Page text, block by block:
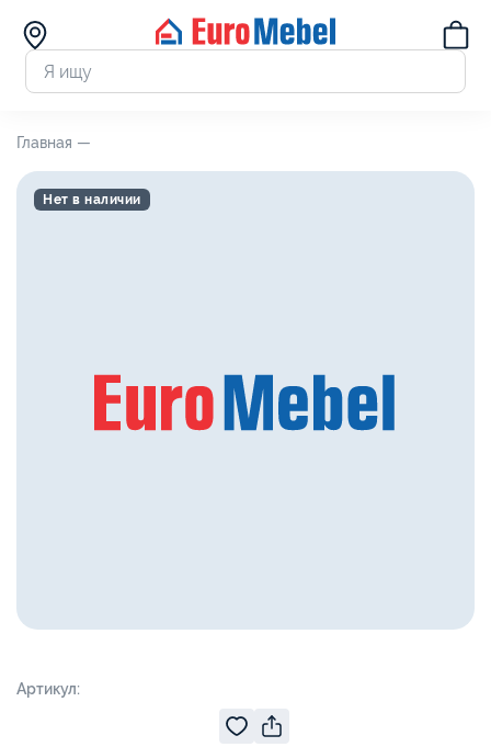
Главная —
Артикул:
Нет в наличии